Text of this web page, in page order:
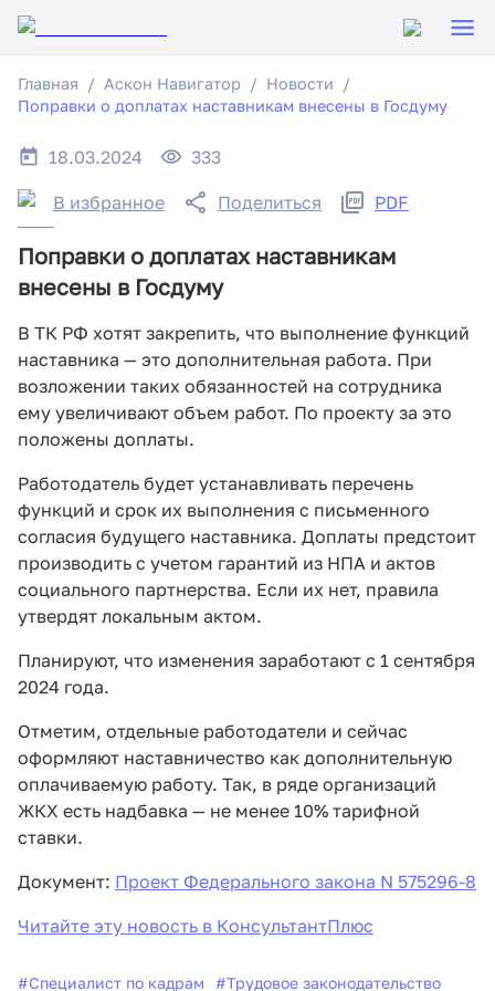
Главная Аскон Навигатор
Новости
Поправки о доплатах наставникам внесены в Госдуму
18.03.2024 333
В избранное Поделиться PDF
Поправки о доплатах наставникам
внесены в Госдуму
В ТК РФ хотят закрепить, что выполнение функций
наставника — это дополнительная работа. При
возложении таких обязанностей на сотрудника
ему увеличивают объем работ. По проекту за это
положены доплаты.
Работодатель будет устанавливать перечень
функций и срок их выполнения с письменного
согласия будущего наставника. Доплаты предстоит
производить с учетом гарантий из НПА и актов
социального партнерства. Если их нет, правила
утвердят локальным актом.
Планируют, что изменения заработают с 1 сентября
2024 года.
Отметим, отдельные работодатели и сейчас
оформляют наставничество как дополнительную
оплачиваемую работу. Так, в ряде организаций
ЖКХ есть надбавка — не менее 10% тарифной
ставки.
Документ: Проект Федерального закона N 575296-8
Читайте эту новость в КонсультантПлюс
#Специалист по кадрам #Трудовое законодательство